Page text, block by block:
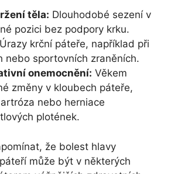
těla: Dlouhodobé sezení v
pozici bez podpory krku.
Úrazy krční páteře, například při
nebo sportovních zraněních.
onemocnění: Věkem
změny v kloubech páteře,
nebo herniace
plotének.
že bolest hlavy
může být v některých